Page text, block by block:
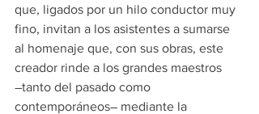
que, ligados por un hilo conductor muy
fino, invitan a los asistentes a sumarse
al homenaje que, con sus obras, este
creador rinde a los grandes maestros
―tanto del pasado como
contemporáneos― mediante la